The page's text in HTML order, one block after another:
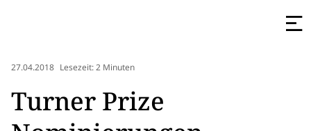
27.04.2018 Lesezeit: 2 Minuten
Turner Prize